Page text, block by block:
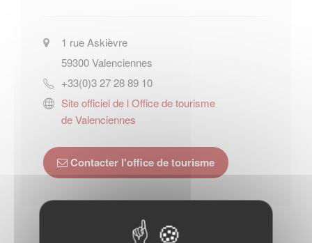
1 rue Askièvre
59300Valenciennes
+33(0)3 27 28 89 10
Site officiel de l Office de tourisme
de Valenciennes
Contacter l'office de tourisme